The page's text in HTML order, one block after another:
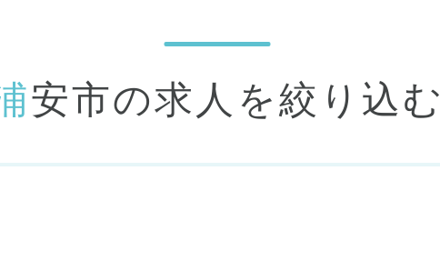
浦安市の求人を絞り込む